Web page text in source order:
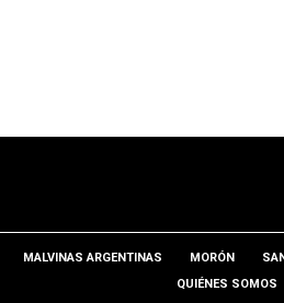
MALVINAS ARGENTINAS MORÓN
QUIÉNES SOMOS